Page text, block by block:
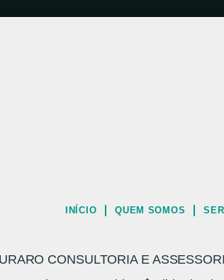
INÍCIO QUEM SOMOS
CONSULTORIA E